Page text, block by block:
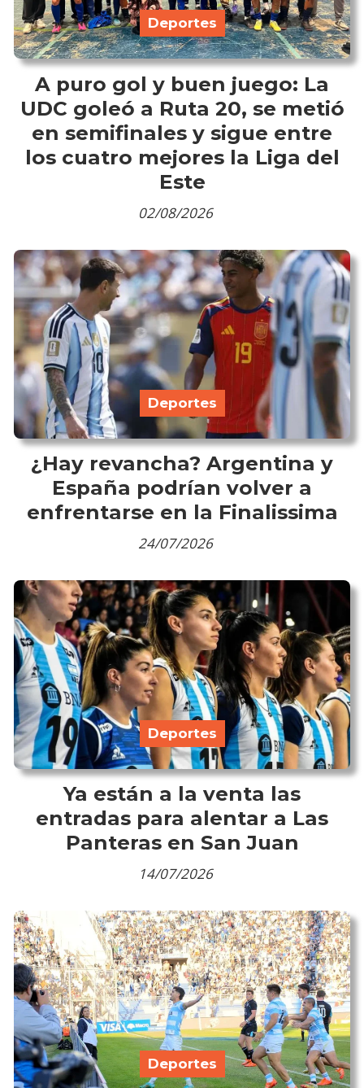
A puro gol y buen juego: La
UDC goleó a Ruta 20, se metió
en semifinales y sigue entre
los cuatro mejores la Liga del
Este
Deportes
02/08/2026
¿Hay revancha? Argentina y
España podrían volver a
enfrentarse en la Finalissima
Deportes
24/07/2026
Ya están a la venta las
entradas para alentar a Las
Panteras en San Juan
Deportes
14/07/2026
Deportes